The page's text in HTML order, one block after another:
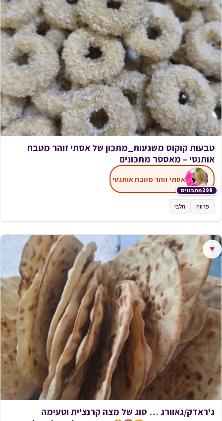
טבעות קוקוס משגעות_מתכון של אסתי זוהר מטבח
אותנטי – מאסטר מתכונים
399 מתכונים
אסתי זוהר מטבח אותנטי
פרווה חלבי
♥
ג'ראדק/גאוורג … סוג של מצה קרנצ'ית וטעימה